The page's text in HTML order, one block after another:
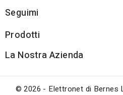
Seguimi
Prodotti
La Nostra Azienda
© 2026 - Elettronet di Bernes